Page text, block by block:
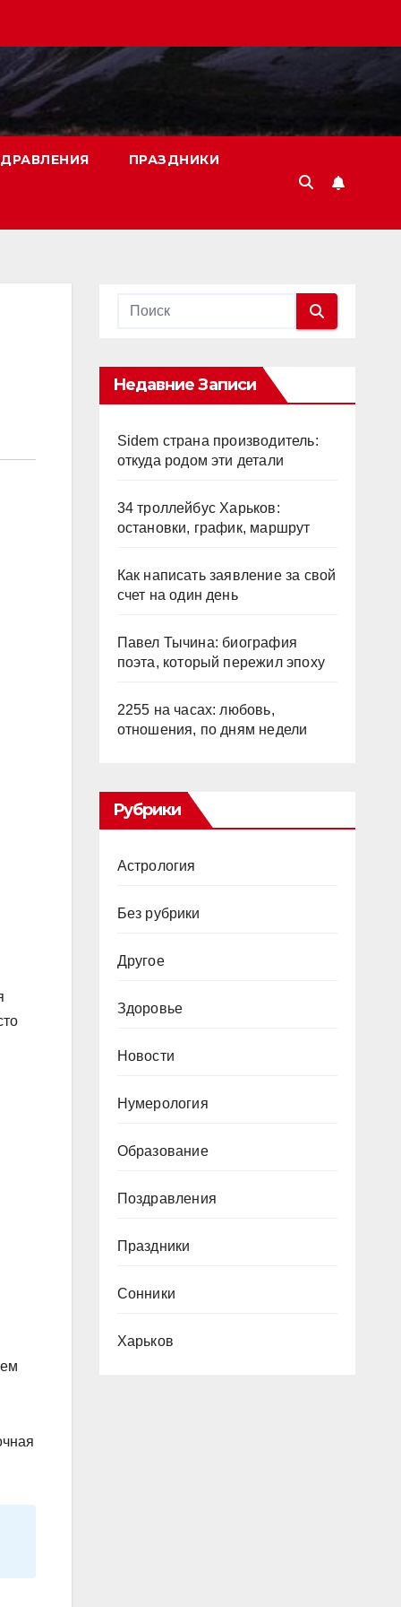
ПРАЗДНИКИ
Недавние Записи
Sidem страна производитель:
откуда родом эти детали
34 троллейбус Харьков:
остановки, график, маршрут
Как написать заявление за свой
счет на один день
Павел Тычина: биография
поэта, который пережил эпоху
2255 на часах: любовь,
отношения, по дням недели
Рубрики
Астрология
Без рубрики
Другое
Здоровье
Новости
Нумерология
Образование
Поздравления
Праздники
Сонники
Харьков